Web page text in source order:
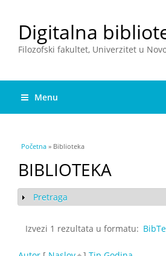
Digitalna
Filozofski fakultet, Univerzitet u
Menu
You are here
Početna » Biblioteka
BIBLIOTEKA
Show
Pretraga
Izvezi 1 rezultata u formatu: